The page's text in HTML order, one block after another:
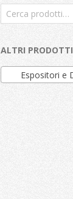
Cerca:
ALTRI PRODOTTI
Espositori e